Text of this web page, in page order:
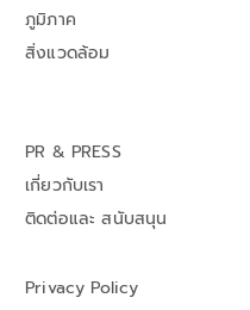
ภูมิภาค
สิ่งแวดล้อม
PR & PRESS
เกี่ยวกับเรา
ติดต่อและ สนับสนุน
Privacy Policy